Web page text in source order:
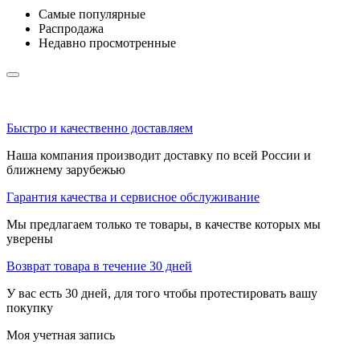
Самые популярные
Распродажа
Недавно просмотренные
Быстро и качественно доставляем
Наша компания производит доставку по всей России и
ближнему зарубежью
Гарантия качества и сервисное обслуживание
Мы предлагаем только те товары, в качестве которых мы
уверены
Возврат товара в течение 30 дней
У вас есть 30 дней, для того чтобы протестировать вашу
покупку
Моя учетная запись